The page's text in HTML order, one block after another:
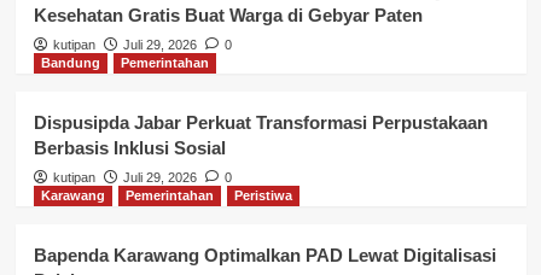
RSUD Jatisari Resmikan UPD Baru
dan Program Mesra Berbasis
Homecare
Bukan Sekedar Hadir, RSUD Jatisari
Berikan Layanan Kesehatan Gratis
Buat Warga di Gebyar Paten
Bandung
Kesehatan Gratis Buat Warga di Gebyar Paten
kutipan Juli 29, 2026
0
Bandung
Pemerintahan
Dispusipda Jabar Perkuat Transformasi Perpustakaan
Berbasis Inklusi Sosial
kutipan Juli 29, 2026
0
Karawang
Pemerintahan Peristiwa
Bapenda Karawang Optimalkan PAD Lewat Digitalisasi